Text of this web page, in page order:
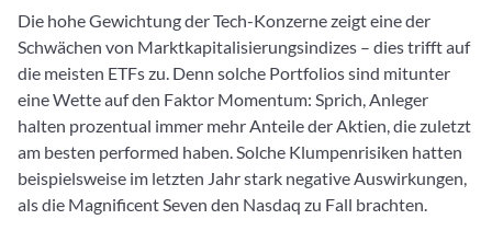
Die hohe Gewichtung der Tech-Konzerne zeigt eine der
Schwächen von Marktkapitalisierungsindizes – dies trifft auf
die meisten ETFs zu. Denn solche Portfolios sind mitunter
eine Wette auf den Faktor Momentum: Sprich, Anleger
halten prozentual immer mehr Anteile der Aktien, die zuletzt
am besten performed haben. Solche Klumpenrisiken hatten
beispielsweise im letzten Jahr stark negative Auswirkungen,
als die Magnificent Seven den Nasdaq zu Fall brachten.